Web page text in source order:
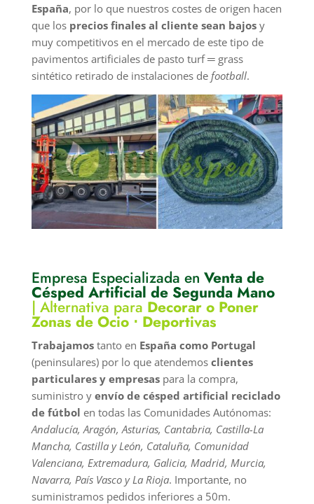
España, por lo que nuestros costes de origen hacen
que los precios finales al cliente sean bajosy
muy competitivos en el mercado de este tipo de
pavimentos artificiales de pasto turf ═ grass
sintético retirado de instalaciones de football.
Empresa Especializada en Venta de
Césped Artificial de Segunda Mano
| Alternativa para Decorar o Poner
Zonas de Ocio ⋅ Deportivas
Trabajamostanto en España como Portugal
(peninsulares) por lo que atendemos clientes
particulares y empresaspara la compra,
suministro y envío de césped artificial reciclado
de fútbol en todas las Comunidades Autónomas:
Andalucía, Aragón, Asturias, Cantabria, Castilla-La
Mancha, Castilla y León, Cataluña, Comunidad
Valenciana, Extremadura, Galicia, Madrid, Murcia,
Navarra, País Vasco y La Rioja. Importante, no
suministramos pedidos inferiores a 50m.